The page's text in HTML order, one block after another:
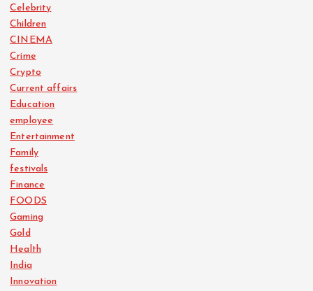
Celebrity
Children
CINEMA
Crime
Crypto
Current affairs
Education
employee
Entertainment
Family
festivals
Finance
FOODS
Gaming
Gold
Health
India
Innovation